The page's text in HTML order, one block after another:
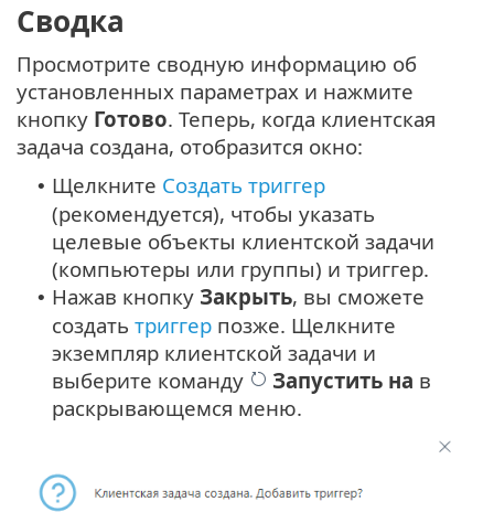
Сводка
Просмотрите сводную информацию об
установленных параметрах и нажмите
кнопку Готово. Теперь, когда клиентская
задача создана, отобразится окно:
• Щелкните Создать триггер
(рекомендуется), чтобы указать
целевые объекты клиентской задачи
(компьютеры или группы) и триггер.
• Нажав кнопку Закрыть, вы сможете
создать триггер позже. Щелкните
экземпляр клиентской задачи и
выберите команду
Запустить на в
раскрывающемся меню.